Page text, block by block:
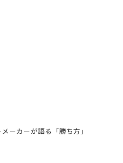
ーカーが語る「勝ち方」